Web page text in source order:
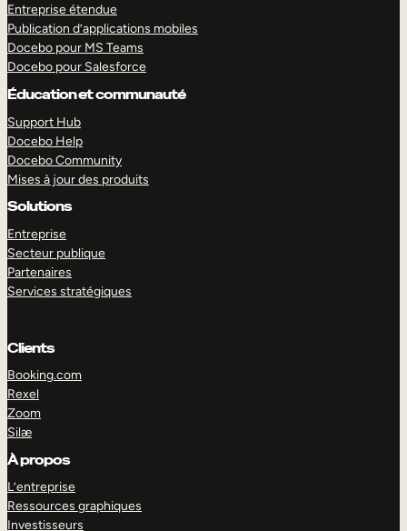
Entreprise étendue
Publication d’applications mobiles
Docebo pour MS Teams
Docebo pour Salesforce
Éducation et communauté
Support Hub
Docebo Help
Docebo Community
Mises à jour des produits
Solutions
Entreprise
Secteur publique
Partenaires
Services stratégiques
Clients
Booking.com
Rexel
Zoom
Silæ
À propos
L’entreprise
Ressources graphiques
Investisseurs